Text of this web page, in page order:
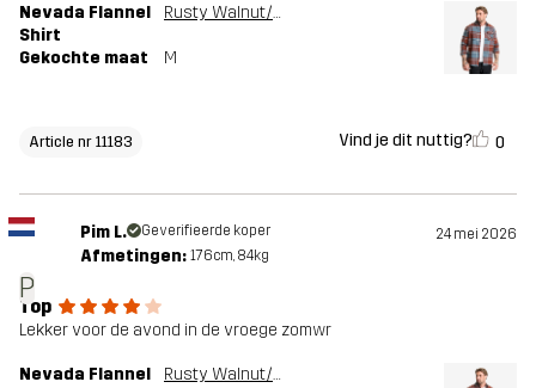
Nevada Flannel
Shirt
Rusty Walnut/Stormy Weather
Gekochte maat M
Article nr 11183 Vind je dit nuttig? 0
P
Pim L. Geverifieerde koper 24 mei 2026
Afmetingen: 176cm, 84kg
Top
Lekker voor de avond in de vroege zomwr
Nevada Flannel
Rusty Walnut/Stormy Weather